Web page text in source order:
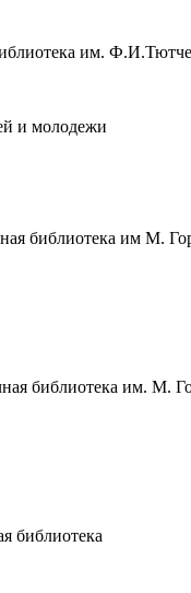
им.
и молодежи
библиотека им М.
библиотека им. М.
библиотека